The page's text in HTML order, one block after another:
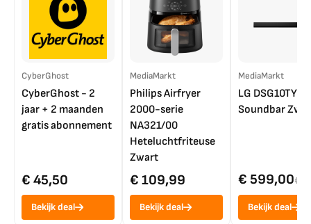
CyberGhost
CyberGhost - 2
jaar + 2 maanden
gratis abonnement
€ 45,50
Bekijk deal
MediaMarkt
Philips Airfryer
2000-serie
NA321/00
Heteluchtfriteuse
Zwart
€ 109,99
Bekijk deal
MediaMarkt
LG DSG10TY
Soundbar
€ 599,00€
Bekijk deal